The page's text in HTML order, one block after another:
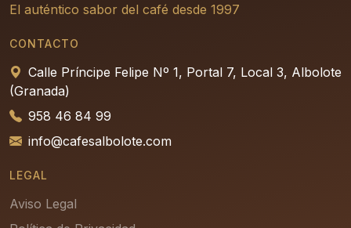
El auténtico sabor del café desde 1997
CONTACTO
Calle Príncipe Felipe Nº 1, Portal 7, Local 3, Albolote
(Granada)
958 46 84 99
info@cafesalbolote.com
LEGAL
Aviso Legal